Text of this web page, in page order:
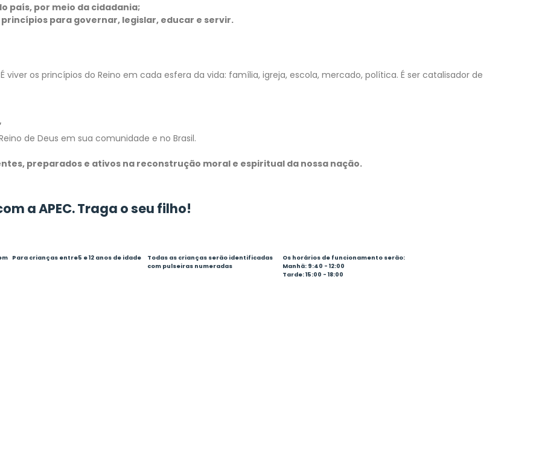
país, por meio da cidadania;
para governar, legislar, educar e servir.
os princípios do Reino em cada esfera da vida: família, igreja, escola, mercado, política. É ser catalisador de
de Deus em sua comunidade e no Brasil.
preparados e ativos na reconstrução moral e espiritual da nossa nação.
a APEC. Traga o seu filho!
Para crianças entre5 e 12 anos de idade Todas as crianças serão identificadas
com pulseiras numeradas
Os horários de funcionamento serão:
Manhã: 9:40 - 12:00
Tarde: 15:00 - 18:00